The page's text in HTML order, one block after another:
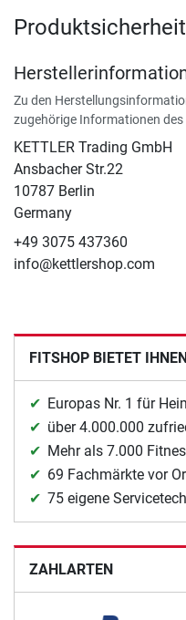
Produktsicherheit
Zu den
zugehörige Informationen
KETTLER Trading GmbH
Ansbacher Str.22
10787 Berlin
Germany
+49 3075 437360
info@kettlershop.com
FITSHOP BIETET
Europas Nr. 1 für
über 4.000.000
Mehr als 7.000
69 Fachmärkte vor
75 eigene
ZAHLARTEN